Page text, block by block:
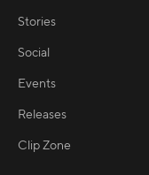
Stories
Social
Events
Releases
Clip Zone